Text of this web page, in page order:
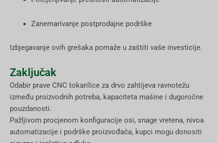
Zanemarivanje postprodajne podrške
Izbjegavanje ovih grešaka pomaže u zaštiti vaše investicije.
Zaključak
Odabir prave CNC tokarilice za drvo zahtijeva ravnotežu
između proizvodnih potreba, kapaciteta mašine i dugoročne
pouzdanosti.
Pažljivom procjenom konfiguracije osi, snage vretena, nivoa
automatizacije i podrške proizvođača, kupci mogu donositi